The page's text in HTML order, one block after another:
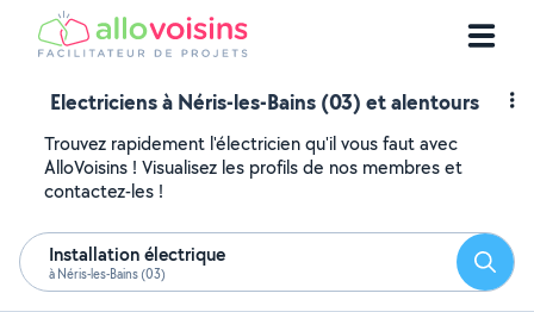
Electriciens à Néris-les-Bains (03) et alentours
Trouvez rapidement l'électricien qu'il vous faut avec
AlloVoisins ! Visualisez les profils de nos membres et
contactez-les !
Installation électrique
à Néris-les-Bains (03)